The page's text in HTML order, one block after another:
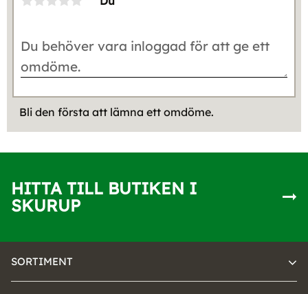
Bli den första att lämna ett omdöme.
HITTA TILL BUTIKEN I
SKURUP
SORTIMENT